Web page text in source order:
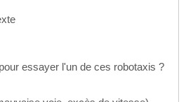
essayer l'un de ces robotaxis ?